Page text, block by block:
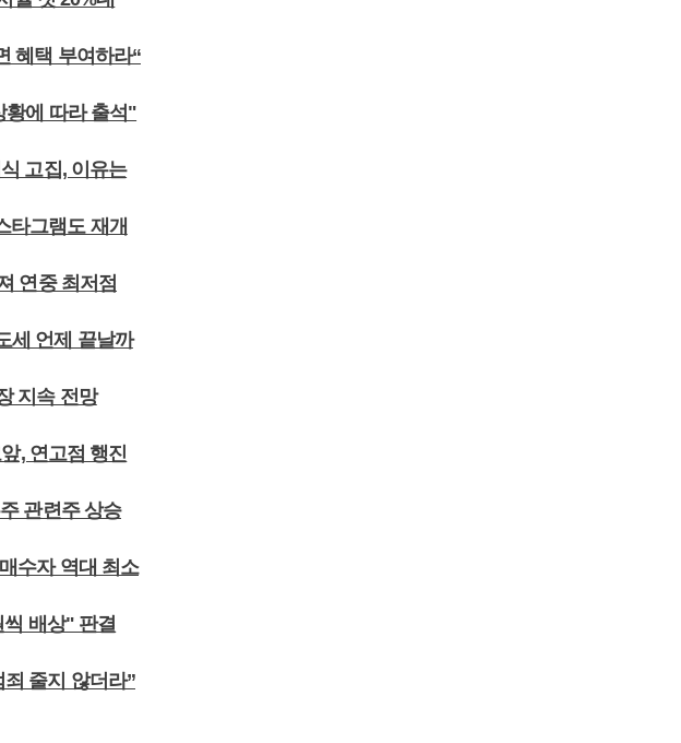
혜택 부여하라“
황에 따라 출석"
고집, 이유는
타그램도 재개
연중 최저점
세 언제 끝날까
지속 전망
, 연고점 행진
관련주 상승
수자 역대 최소
배상" 판결
줄지 않더라”